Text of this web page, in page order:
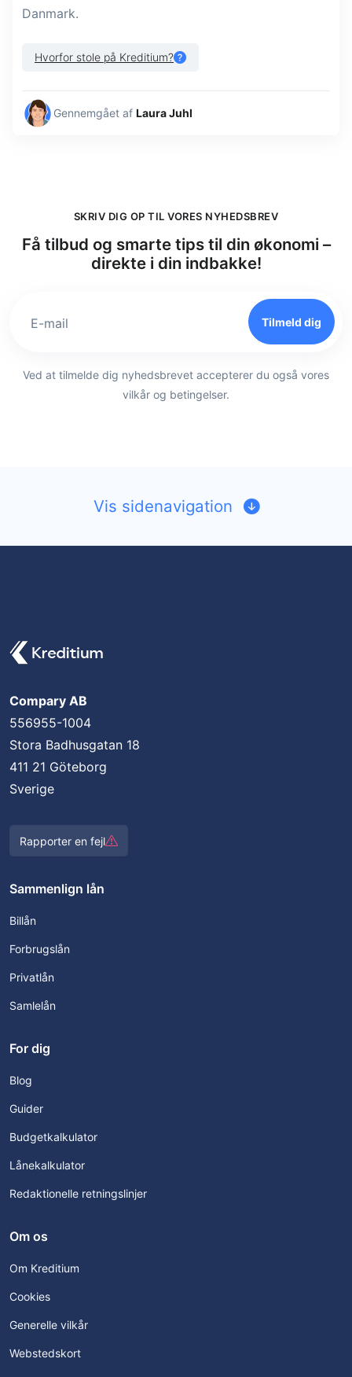
Danmark.
Hvorfor stole på Kreditium?
Gennemgået af Laura Juhl
SKRIV DIG OP TIL VORES NYHEDSBREV
Få tilbud og smarte tips til din økonomi –
direkte i din indbakke!
E-mail Tilmeld dig
Ved at tilmelde dig nyhedsbrevet accepterer du også vores
vilkår og betingelser.
Vis sidenavigation
Compary AB
556955-1004
Stora Badhusgatan 18
411 21 Göteborg
Sverige
Rapporter en fejl
Sammenlign lån
Billån
Forbrugslån
Privatlån
Samlelån
For dig
Blog
Guider
Budgetkalkulator
Lånekalkulator
Redaktionelle retningslinjer
Om os
Om Kreditium
Cookies
Generelle vilkår
Webstedskort